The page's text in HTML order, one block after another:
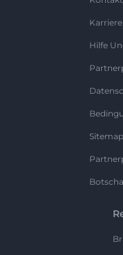
Karriere
Hilfe
Sitemap